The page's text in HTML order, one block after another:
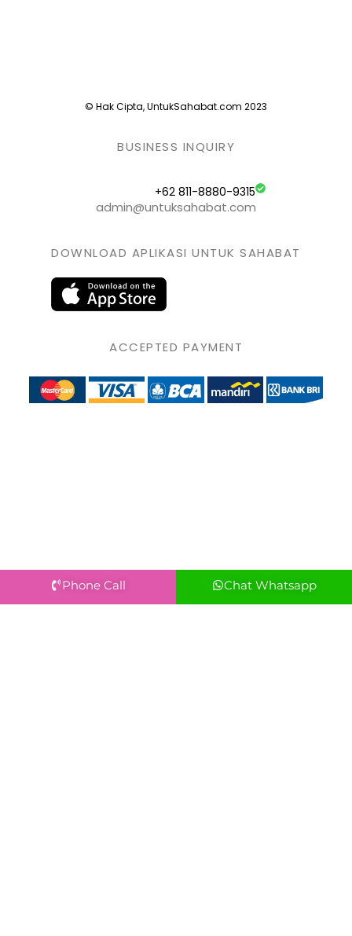
© Hak Cipta, UntukSahabat.com 2023
BUSINESS INQUIRY
+62 811-8880-9315
admin@untuksahabat.com
DOWNLOAD APLIKASI UNTUK SAHABAT
ACCEPTED PAYMENT
Phone Call Chat Whatsapp